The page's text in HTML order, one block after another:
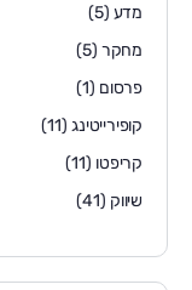
מדע (5)
מחקר (5)
פרסום (1)
קופירייטינג(11)
קריפטו (11)
שיווק (41)